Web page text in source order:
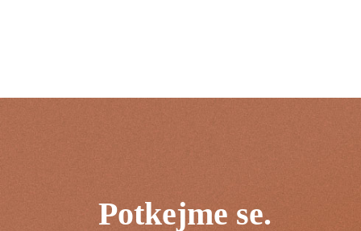
Potkejme se.